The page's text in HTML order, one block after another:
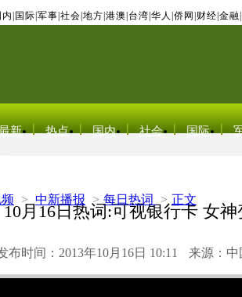
内 国际 军事 社会 地方 港澳 台湾 华人 侨网 财经 金融
新 热点 国内 社会 国际
> 中新播报 > 每日热词 > 正文
10月16日热词:可视银行卡 女
布时间：2013年10月16日 10:11 来源：中